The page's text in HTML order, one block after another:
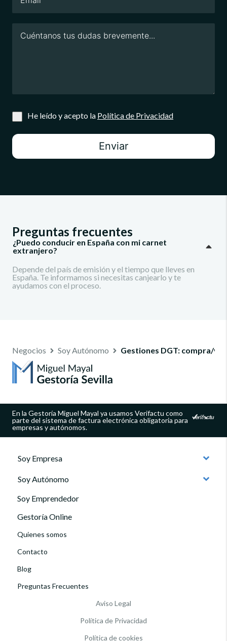
He leído y acepto la Política de Privacidad
Enviar
Preguntas frecuentes
¿Puedo conducir en España con mi carnet
extranjero?
Depende del país de emisión y el tiempo que lleves en
España. Te informamos si necesitas canjearlo y te
ayudamos con el proceso.
Negocios Soy Autónomo Gestiones DGT: compra/
En la Gestoría Miguel Mayal ya usamos Verifactu como
parte del sistema de factura electrónica obligatoria para
empresas y autónomos.
Soy Empresa
Soy Autónomo
Soy Emprendedor
Gestoría Online
Quienes somos
Contacto
Blog
Preguntas Frecuentes
Aviso Legal
Política de Privacidad
Política de cookies